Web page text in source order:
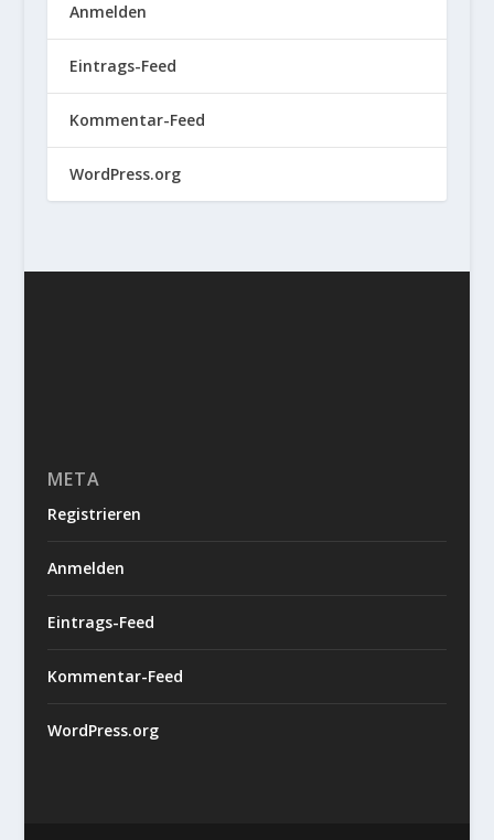
Anmelden
Eintrags-Feed
Kommentar-Feed
WordPress.org
META
Registrieren
Anmelden
Eintrags-Feed
Kommentar-Feed
WordPress.org